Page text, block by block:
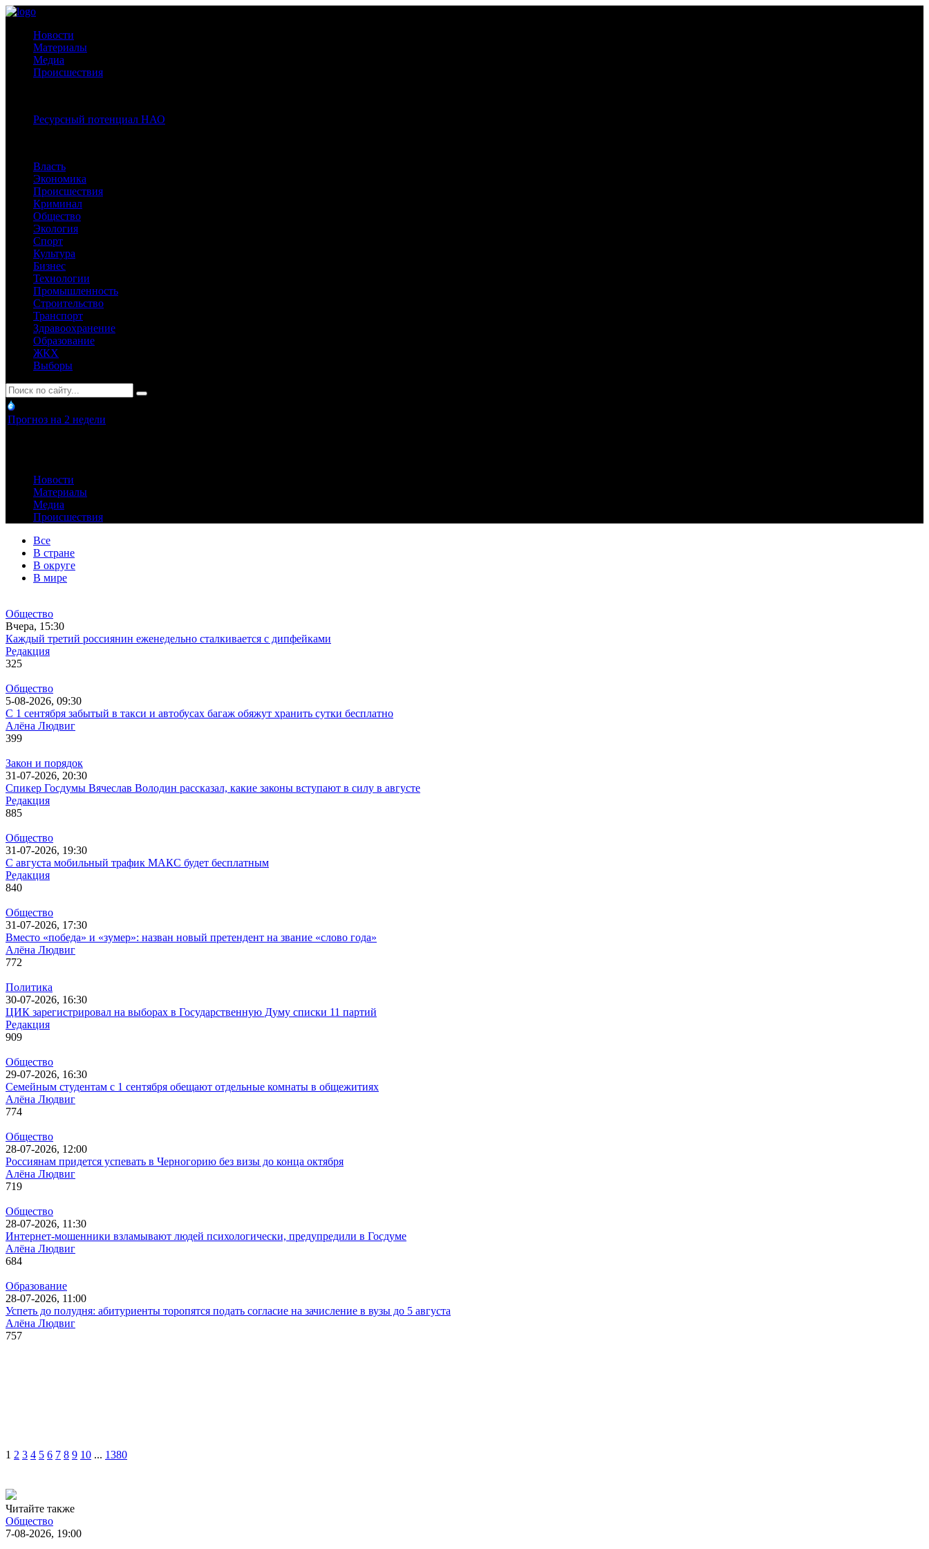
Новости
Материалы
Медиа
Происшествия
Ресурсный потенциал НАО
Власть
Экономика
Происшествия
Криминал
Общество
Экология
Спорт
Культура
Бизнес
Технологии
Промышленность
Строительство
Транспорт
Здравоохранение
Образование
ЖКХ
Выборы
Прогноз на 2 недели
Новости
Материалы
Медиа
Происшествия
Все
В стране
В округе
В мире
Общество
Вчера, 15:30
Каждый третий россиянин еженедельно сталкивается с дипфейками
Редакция
325
Общество
5-08-2026, 09:30
С 1 сентября забытый в такси и автобусах багаж обяжут хранить сутки бесплатно
Алёна Людвиг
399
Закон и порядок
31-07-2026, 20:30
Спикер Госдумы Вячеслав Володин рассказал, какие законы вступают в силу в августе
Редакция
885
Общество
31-07-2026, 19:30
С августа мобильный трафик МАКС будет бесплатным
Редакция
840
Общество
31-07-2026, 17:30
Вместо «победа» и «зумер»: назван новый претендент на звание «слово года»
Алёна Людвиг
772
Политика
30-07-2026, 16:30
ЦИК зарегистрировал на выборах в Государственную Думу списки 11 партий
Редакция
909
Общество
29-07-2026, 16:30
Семейным студентам с 1 сентября обещают отдельные комнаты в общежитиях
Алёна Людвиг
774
Общество
28-07-2026, 12:00
Россиянам придется успевать в Черногорию без визы до конца октября
Алёна Людвиг
719
Общество
28-07-2026, 11:30
Интернет-мошенники взламывают людей психологически, предупредили в Госдуме
Алёна Людвиг
684
Образование
28-07-2026, 11:00
Успеть до полудня: абитуриенты торопятся подать согласие на зачисление в вузы до 5 августа
Алёна Людвиг
757
1 2 3 4 5 6 7 8 9 10 ... 1380
Читайте также
Общество
7-08-2026, 19:00